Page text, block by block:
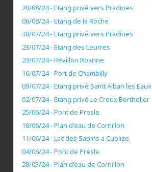
20/08/24 - Etang privé vers Pradines
06/08/24 - Etang de la Roche
30/07/24 - Etang privé vers Pradines
23/07/24 - Etang des Leurres
23/07/24 - Révillon Roanne
16/07/24 - Port de Chambilly
09/07/24 - Etang privé Saint Alban les Eaux
02/07/24 - Etang privé Le Creux Berthelier
25/06/24 - Pont de Presle
18/06/24 - Plan d'eau de Cornillon
11/06/24 - Lac des Sapins à Cublize
04/06/24 - Pont de Presle
28/05/24 - Plan d'eau de Cornillon